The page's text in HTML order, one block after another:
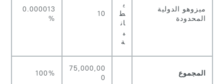
ميزوهو الدولية
المحدودة
ي
ط
ان
ي
ة
10
0.000013
%
المجموع
75,000,00
0
100%